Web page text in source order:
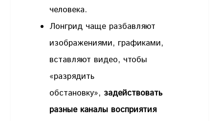
человека.
Лонгрид чаще разбавляют
изображениями, графиками,
вставляют видео, чтобы
«разрядить
обстановку», задействовать
разные каналы восприятия